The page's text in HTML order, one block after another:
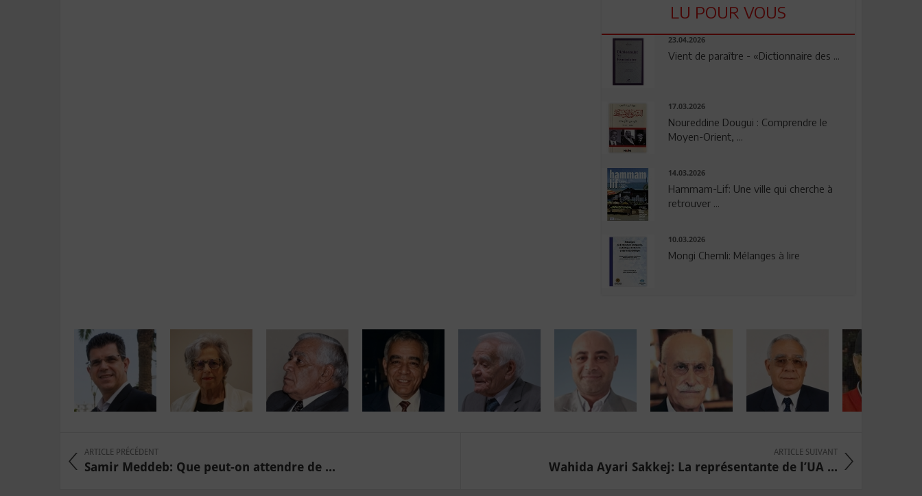
LU POUR VOUS
23.04.2026
Vient de paraître - «Dictionnaire des ...
17.03.2026
Noureddine Dougui : Comprendre le
Moyen-Orient, ...
14.03.2026
Hammam-Lif: Une ville qui cherche à
retrouver ...
10.03.2026
Mongi Chemli: Mélanges à lire
ARTICLE PRÉCÉDENT
Samir Meddeb: Que peut-on attendre de ...
ARTICLE SUIVANT
Wahida Ayari Sakkej: La représentante de l’UA ...